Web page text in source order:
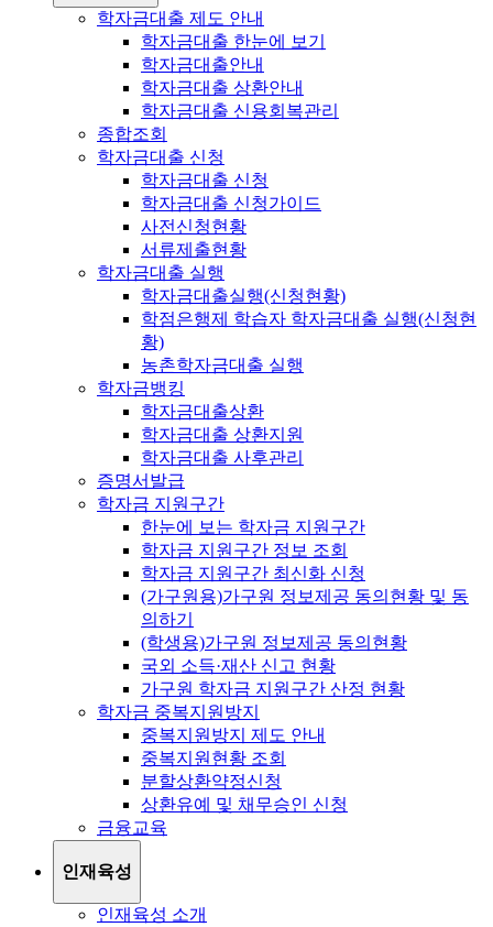
학자금대출 제도 안내
학자금대출 한눈에 보기
학자금대출안내
학자금대출 상환안내
학자금대출 신용회복관리
종합조회
학자금대출 신청
학자금대출 신청
학자금대출 신청가이드
사전신청현황
서류제출현황
학자금대출 실행
학자금대출실행(신청현황)
학점은행제 학습자 학자금대출 실행(신청현
황)
농촌학자금대출 실행
학자금뱅킹
학자금대출상환
학자금대출 상환지원
학자금대출 사후관리
증명서발급
학자금 지원구간
한눈에 보는 학자금 지원구간
학자금 지원구간 정보 조회
학자금 지원구간 최신화 신청
(가구원용)가구원 정보제공 동의현황 및 동
의하기
(학생용)가구원 정보제공 동의현황
국외 소득·재산 신고 현황
가구원 학자금 지원구간 산정 현황
학자금 중복지원방지
중복지원방지 제도 안내
중복지원현황 조회
분할상환약정신청
상환유예 및 채무승인 신청
금융교육
인재육성
인재육성 소개